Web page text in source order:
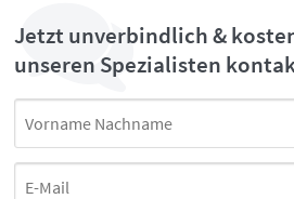
Jetzt unverbindlich &
unseren Spezialisten